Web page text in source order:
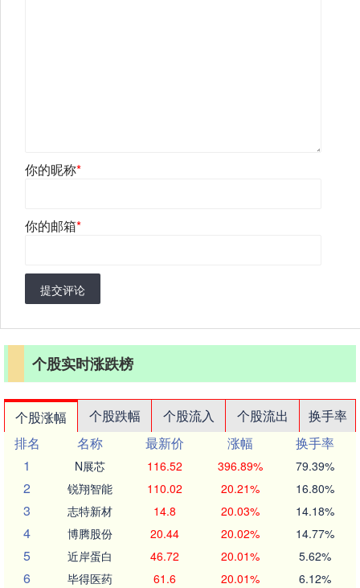
你的昵称*
你的邮箱*
提交评论
个股实时涨跌榜
个股涨幅 个股跌幅 个股流入 个股流出
换手率
排名
名称 最新价 涨幅
换手率
1
N展芯 116.52 396.89% 79.39%
2 锐翔智能 110.02 20.21% 16.80%
3 志特新材 14.8 20.03% 14.18%
4 博腾股份 20.44 20.02% 14.77%
5 近岸蛋白 46.72 20.01% 5.62%
6 毕得医药 61.6 20.01% 6.12%